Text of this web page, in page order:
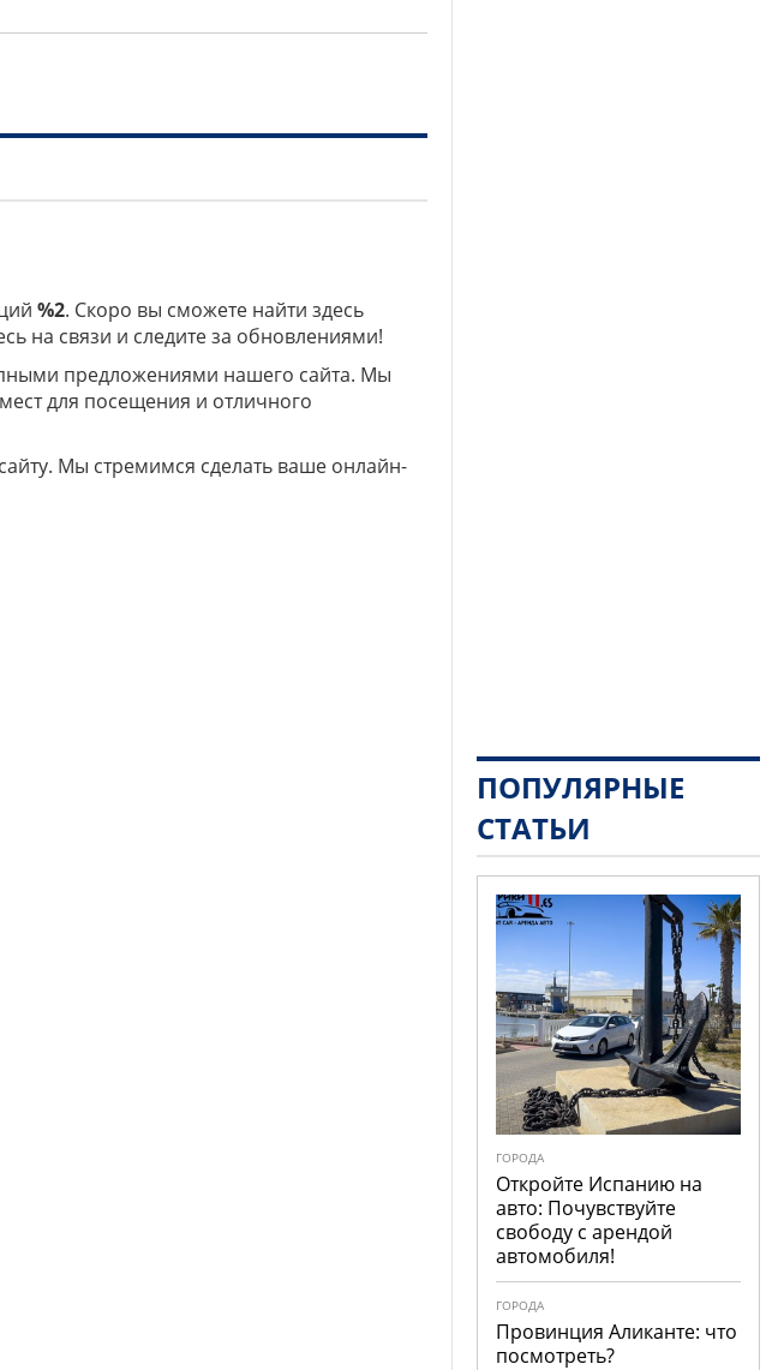
%2. Скоро вы сможете найти здесь
на связи и следите за обновлениями!
предложениями нашего сайта. Мы
для посещения и отличного
Мы стремимся сделать ваше онлайн-
ПОПУЛЯРНЫЕ
СТАТЬИ
ГОРОДА
Откройте Испанию на
авто: Почувствуйте
свободу с арендой
автомобиля!
ГОРОДА
Провинция Аликанте: что
посмотреть?